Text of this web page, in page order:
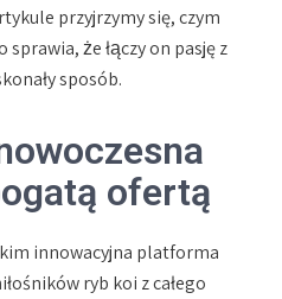
przyjrzymy się, czym
że łączy on pasję z
sposób.
ofertą
innowacyjna platforma
ryb koi z całego